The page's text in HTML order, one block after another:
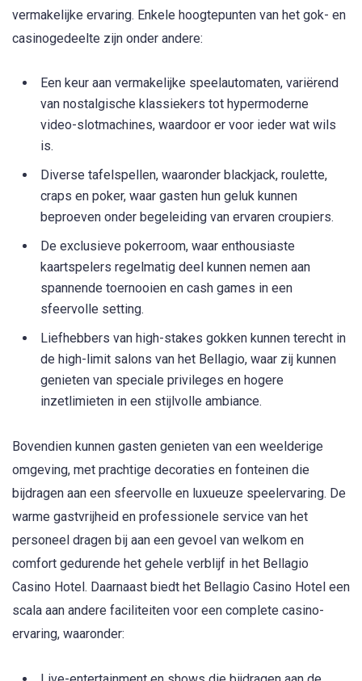
vermakelijke ervaring. Enkele hoogtepunten van het gok- en
casinogedeelte zijn onder andere:
Een keur aan vermakelijke speelautomaten, variërend
van nostalgische klassiekers tot hypermoderne
video-slotmachines, waardoor er voor ieder wat wils
is.
Diverse tafelspellen, waaronder blackjack, roulette,
craps en poker, waar gasten hun geluk kunnen
beproeven onder begeleiding van ervaren croupiers.
De exclusieve pokerroom, waar enthousiaste
kaartspelers regelmatig deel kunnen nemen aan
spannende toernooien en cash games in een
sfeervolle setting.
Liefhebbers van high-stakes gokken kunnen terecht in
de high-limit salons van het Bellagio, waar zij kunnen
genieten van speciale privileges en hogere
inzetlimieten in een stijlvolle ambiance.
Bovendien kunnen gasten genieten van een weelderige
omgeving, met prachtige decoraties en fonteinen die
bijdragen aan een sfeervolle en luxueuze speelervaring. De
warme gastvrijheid en professionele service van het
personeel dragen bij aan een gevoel van welkom en
comfort gedurende het gehele verblijf in het Bellagio
Casino Hotel. Daarnaast biedt het Bellagio Casino Hotel een
scala aan andere faciliteiten voor een complete casino-
ervaring, waaronder: